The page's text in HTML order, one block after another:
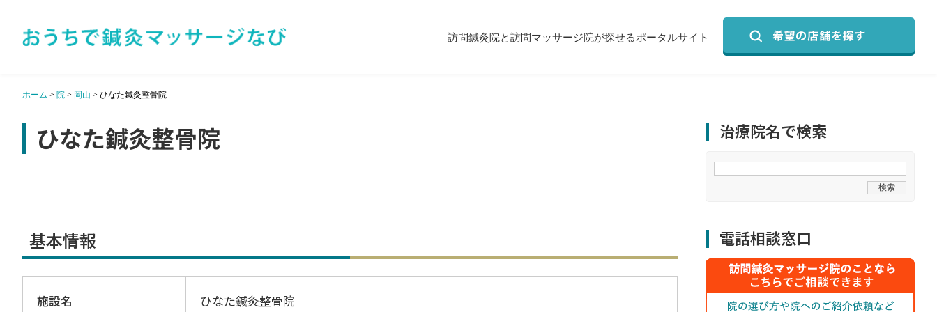
訪問鍼灸院と訪問マッサージ院が探せるポータルサイト
ホーム > 院 > 岡山 > ひなた鍼灸整骨院
ひなた鍼灸整骨院
基本情報
施設名 ひなた鍼灸整骨院
治療院名で検索
電話相談窓口